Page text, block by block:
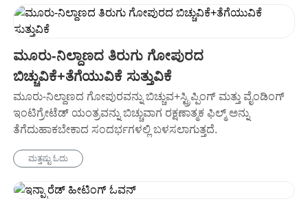
ಮೂರು-ನಿಲ್ದಾಣದ ತಿರುಗು ಗೋಪುರದ
ಬಿಚ್ಚುವಿಕೆ+ತೆಗೆಯುವಿಕೆ ಸುತ್ತುವಿಕೆ
ಮೂರು-ನಿಲ್ದಾಣದ ಗೋಪುರವನ್ನು ಬಿಚ್ಚುವ+ಸ್ಟ್ರಿಪ್ಪಿಂಗ್ ಮತ್ತು ವೈಂಡಿಂಗ್
ಇಂಟಿಗ್ರೇಟೆಡ್ ಯಂತ್ರವನ್ನು ಬಿಚ್ಚುವಾಗ ರಕ್ಷಣಾತ್ಮಕ ಫಿಲ್ಮ್ ಅನ್ನು
ತೆಗೆದುಹಾಕಬೇಕಾದ ಸಂದರ್ಭಗಳಲ್ಲಿ ಬಳಸಲಾಗುತ್ತದೆ.
ಮತ್ತಷ್ಟು ಓದು